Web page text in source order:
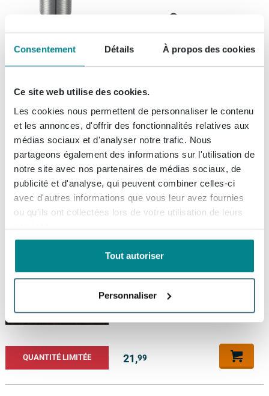
Consentement Détails À propos des cookies
Ce site web utilise des cookies.
Les cookies nous permettent de personnaliser le contenu
et les annonces, d'offrir des fonctionnalités relatives aux
médias sociaux et d'analyser notre trafic. Nous
partageons également des informations sur l'utilisation de
notre site avec nos partenaires de médias sociaux, de
publicité et d'analyse, qui peuvent combiner celles-ci
avec d'autres informations que vous leur avez fournies
ou qu'ils ont collectées lors de votre utilisation de leurs
services.
Tout autoriser
Personnaliser
Summer Sale 28,89
Summer Sale
Royal plaza Merlot lavabo pour
meuble 1 trou de robinet
100x45 blanc céramique
Livraison gratuite
Livré demain
Prix 600, -
510, -
QUANTITÉ LIMITÉE
Royal Plaza Merlot siphon de
baignoire peu profond 20x20
blanc
21,99